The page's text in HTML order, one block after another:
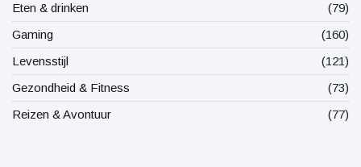
Eten & drinken
(79)
Gaming
(160)
Levensstijl
(121)
Gezondheid & Fitness
(73)
Reizen & Avontuur
(77)